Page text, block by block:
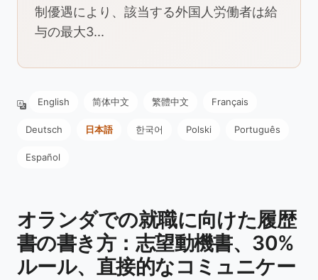
制優遇により、該当する外国人労働者は給
与の最大3...
English 简体中文 繁體中文 Français
Deutsch 日本語 한국어 Polski Português
Español
オランダでの就職に向けた履歴
書の書き方：志望動機書、30%
ルール、直接的なコミュニケー